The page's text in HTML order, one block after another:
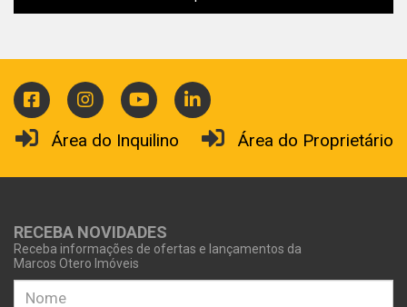
Área do Inquilino Área do Proprietário
RECEBA NOVIDADES
Receba informações de ofertas e lançamentos da
Marcos Otero Imóveis